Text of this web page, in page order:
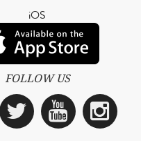
iOS
FOLLOW US
Twitter